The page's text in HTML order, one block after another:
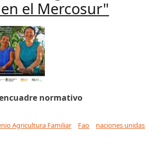
el Mercosur"
normativo
Agricultura Familiar Fao
naciones unidas